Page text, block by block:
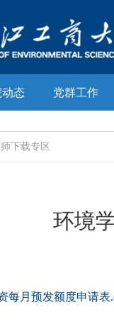
态 党群工作
下载专区
环境
每月预发额度申请表